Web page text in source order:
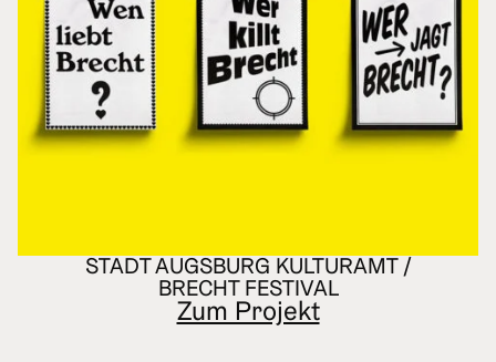
STADT AUGSBURG KULTURAMT /
BRECHT FESTIVAL
Zum Projekt